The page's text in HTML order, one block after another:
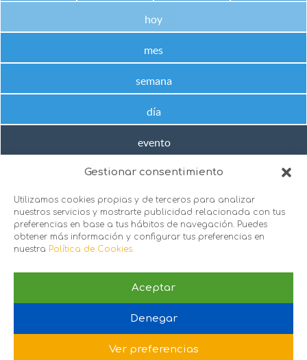
Gestionar consentimiento
Utilizamos cookies propias y de terceros para analizar
nuestros servicios y mostrarte publicidad relacionada con tus
preferencias en base a tus hábitos de navegación. Puedes
obtener más información y configurar tus preferencias en
nuestra Política de Cookies.
Aceptar
Denegar
Ver preferencias
hoy
mes
semana
día
evento
C/ Santa Engracia 151, 1º puerta 2 y 3, 28003. Madrid
Política de Privacidad
Política de Cookies